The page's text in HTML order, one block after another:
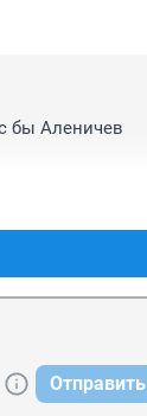
бы Аленичев
Отправить